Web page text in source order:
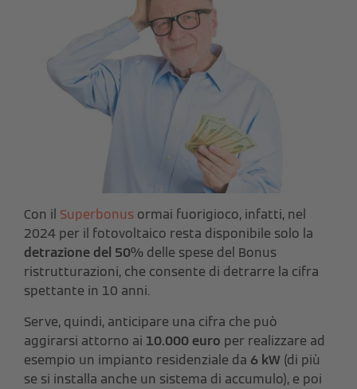
Con il Superbonus ormai fuorigioco, infatti, nel
2024 per il fotovoltaico resta disponibile solo la
detrazione del 50% delle spese del Bonus
ristrutturazioni, che consente di detrarre la cifra
spettante in 10 anni.
Serve, quindi, anticipare una cifra che può
aggirarsi attorno ai 10.000 euro per realizzare ad
esempio un impianto residenziale da 6 kW (di più
se si installa anche un sistema di accumulo), e poi